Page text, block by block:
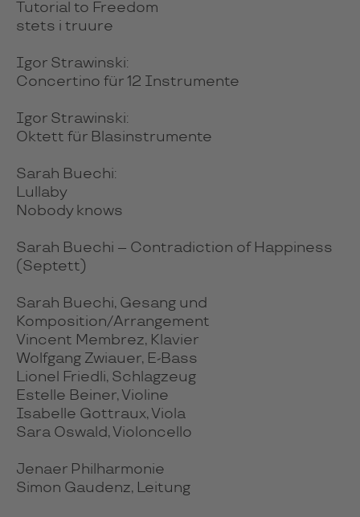
Tutorial to Freedom
stets i truure
Igor Strawinski:
Concertino für 12 Instrumente
Igor Strawinski:
Oktett für Blasinstrumente
Sarah Buechi:
Lullaby
Nobody knows
Sarah Buechi – Contradiction of Happiness
(Septett)
Sarah Buechi, Gesang und
Komposition/Arrangement
Vincent Membrez, Klavier
Wolfgang Zwiauer, E-Bass
Lionel Friedli, Schlagzeug
Estelle Beiner, Violine
Isabelle Gottraux, Viola
Sara Oswald, Violoncello
Jenaer Philharmonie
Simon Gaudenz, Leitung